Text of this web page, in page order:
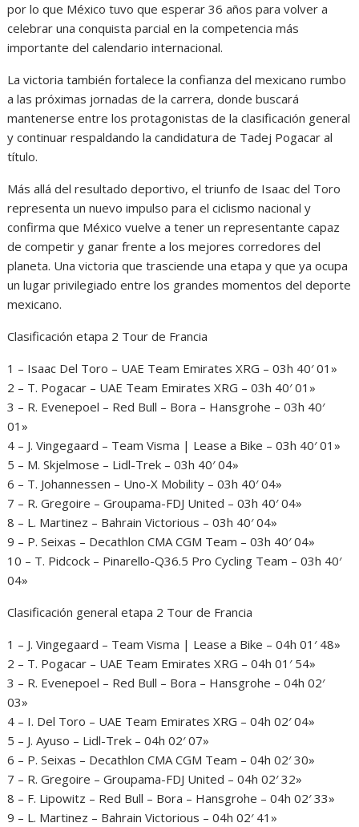
por lo que México tuvo que esperar 36 años para volver a
celebrar una conquista parcial en la competencia más
importante del calendario internacional.
La victoria también fortalece la confianza del mexicano rumbo
a las próximas jornadas de la carrera, donde buscará
mantenerse entre los protagonistas de la clasificación general
y continuar respaldando la candidatura de Tadej Pogacar al
título.
Más allá del resultado deportivo, el triunfo de Isaac del Toro
representa un nuevo impulso para el ciclismo nacional y
confirma que México vuelve a tener un representante capaz
de competir y ganar frente a los mejores corredores del
planeta. Una victoria que trasciende una etapa y que ya ocupa
un lugar privilegiado entre los grandes momentos del deporte
mexicano.
Clasificación etapa 2 Tour de Francia
1 – Isaac Del Toro – UAE Team Emirates XRG – 03h 40′ 01»
2 – T. Pogacar – UAE Team Emirates XRG – 03h 40′ 01»
3 – R. Evenepoel – Red Bull – Bora – Hansgrohe – 03h 40′
01»
4 – J. Vingegaard – Team Visma | Lease a Bike – 03h 40′ 01»
5 – M. Skjelmose – Lidl-Trek – 03h 40′ 04»
6 – T. Johannessen – Uno-X Mobility – 03h 40′ 04»
7 – R. Gregoire – Groupama-FDJ United – 03h 40′ 04»
8 – L. Martinez – Bahrain Victorious – 03h 40′ 04»
9 – P. Seixas – Decathlon CMA CGM Team – 03h 40′ 04»
10 – T. Pidcock – Pinarello-Q36.5 Pro Cycling Team – 03h 40′
04»
Clasificación general etapa 2 Tour de Francia
1 – J. Vingegaard – Team Visma | Lease a Bike – 04h 01′ 48»
2 – T. Pogacar – UAE Team Emirates XRG – 04h 01′ 54»
3 – R. Evenepoel – Red Bull – Bora – Hansgrohe – 04h 02′
03»
4 – I. Del Toro – UAE Team Emirates XRG – 04h 02′ 04»
5 – J. Ayuso – Lidl-Trek – 04h 02′ 07»
6 – P. Seixas – Decathlon CMA CGM Team – 04h 02′ 30»
7 – R. Gregoire – Groupama-FDJ United – 04h 02′ 32»
8 – F. Lipowitz – Red Bull – Bora – Hansgrohe – 04h 02′ 33»
9 – L. Martinez – Bahrain Victorious – 04h 02′ 41»